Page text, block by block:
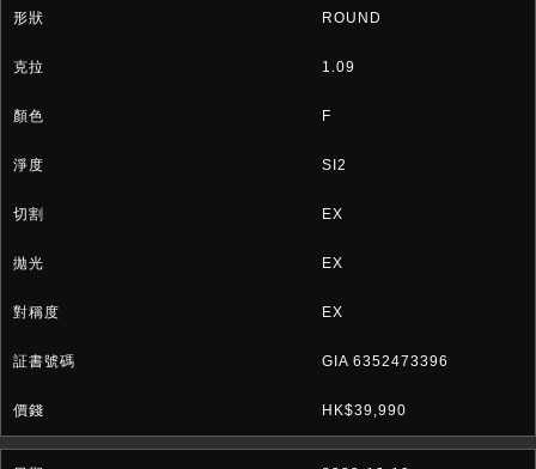
ROUND
1.09
F
SI2
EX
EX
EX
GIA 6352473396
HK$39,990